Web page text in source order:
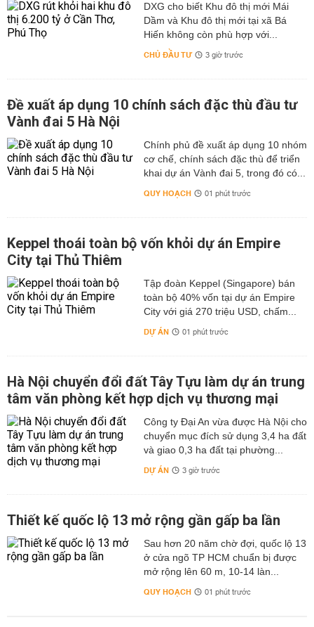
DXG cho biết Khu đô thị mới Mái
Dầm và Khu đô thị mới tại xã Bá
Hiến không còn phù hợp với...
CHỦ ĐẦU TƯ 3 giờ trước
Đề xuất áp dụng 10 chính sách đặc thù đầu tư
Vành đai 5 Hà Nội
Chính phủ đề xuất áp dụng 10 nhóm
cơ chế, chính sách đặc thù để triển
khai dự án Vành đai 5, trong đó có...
QUY HOẠCH 01 phút trước
Keppel thoái toàn bộ vốn khỏi dự án Empire
City tại Thủ Thiêm
Tập đoàn Keppel (Singapore) bán
toàn bộ 40% vốn tại dự án Empire
City với giá 270 triệu USD, chấm...
DỰ ÁN 01 phút trước
Hà Nội chuyển đổi đất Tây Tựu làm dự án trung
tâm văn phòng kết hợp dịch vụ thương mại
Công ty Đại An vừa được Hà Nội cho
chuyển mục đích sử dụng 3,4 ha đất
và giao 0,3 ha đất tại phường...
DỰ ÁN 3 giờ trước
Thiết kế quốc lộ 13 mở rộng gần gấp ba lần
Sau hơn 20 năm chờ đợi, quốc lộ 13
ở cửa ngõ TP HCM chuẩn bị được
mở rộng lên 60 m, 10-14 làn...
QUY HOẠCH 01 phút trước